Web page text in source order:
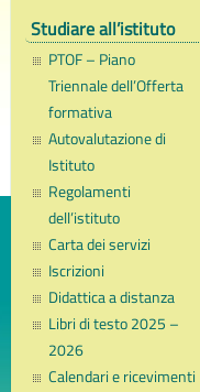
Studiare all’istituto
PTOF – Piano
Triennale dell’Offerta
formativa
Autovalutazione di
Istituto
Regolamenti
dell’istituto
Carta dei servizi
Iscrizioni
Didattica a distanza
Libri di testo 2025 –
2026
Calendari e ricevimenti